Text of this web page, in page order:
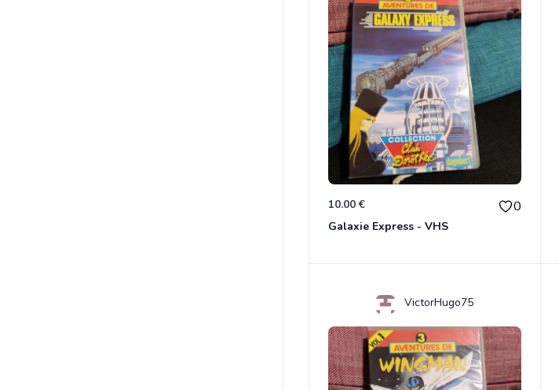
10.00 € 0
Galaxie Express - VHS
VictorHugo75